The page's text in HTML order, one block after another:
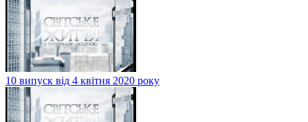
10 випуск від 4 квітня 2020 року